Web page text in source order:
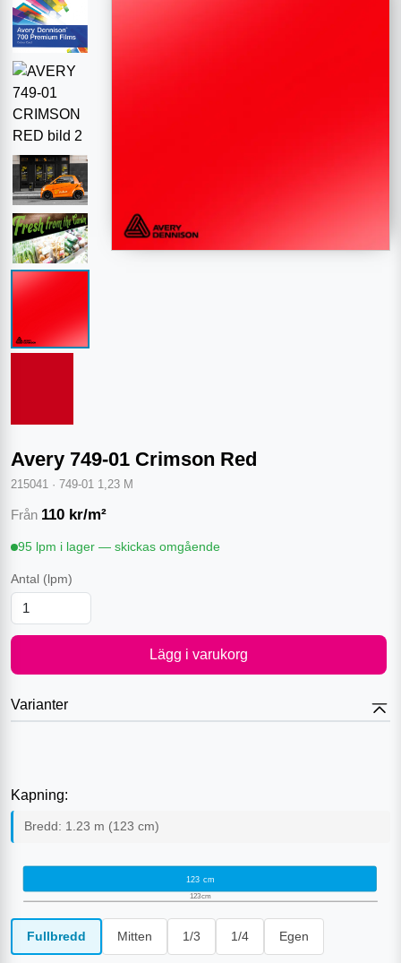
Avery 749-01 Crimson Red
215041 · 749-01 1,23 M
Från 110 kr/m²
95 lpm i lager — skickas omgående
Antal (lpm)
Lägg i varukorg
Varianter
Kapning:
Bredd: 1.23 m (123 cm)
123 cm
123cm
Fullbredd Mitten 1/3 1/4 Egen